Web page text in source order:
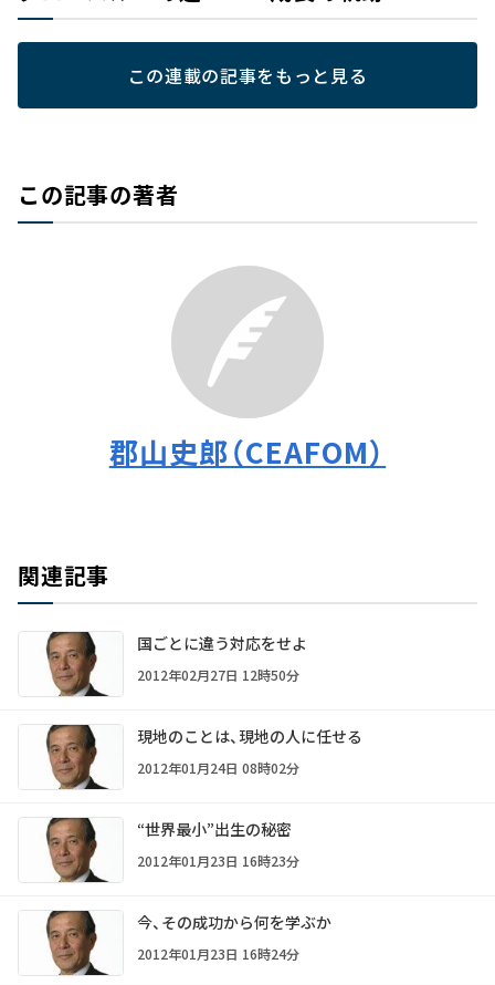
この連載の記事をもっと見る
この記事の著者
郡山史郎（CEAFOM）
関連記事
国ごとに違う対応をせよ
2012年02月27日 12時50分
現地のことは、現地の人に任せる
2012年01月24日 08時02分
“世界最小”出生の秘密
2012年01月23日 16時23分
今、その成功から何を学ぶか
2012年01月23日 16時24分